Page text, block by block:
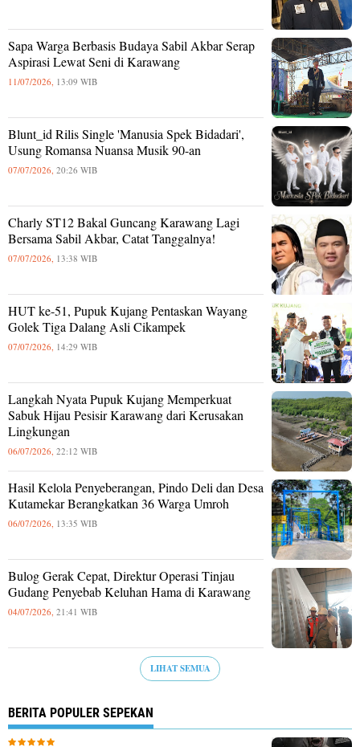
Sapa Warga Berbasis Budaya Sabil Akbar Serap
Aspirasi Lewat Seni di Karawang
11/07/2026, 13:09 WIB
Blunt_id Rilis Single 'Manusia Spek Bidadari',
Usung Romansa Nuansa Musik 90-an
07/07/2026, 20:26 WIB
Charly ST12 Bakal Guncang Karawang Lagi
Bersama Sabil Akbar, Catat Tanggalnya!
07/07/2026, 13:38 WIB
HUT ke-51, Pupuk Kujang Pentaskan Wayang
Golek Tiga Dalang Asli Cikampek
07/07/2026, 14:29 WIB
Langkah Nyata Pupuk Kujang Memperkuat
Sabuk Hijau Pesisir Karawang dari Kerusakan
Lingkungan
06/07/2026, 22:12 WIB
Hasil Kelola Penyeberangan, Pindo Deli dan Desa
Kutamekar Berangkatkan 36 Warga Umroh
06/07/2026, 13:35 WIB
Bulog Gerak Cepat, Direktur Operasi Tinjau
Gudang Penyebab Keluhan Hama di Karawang
04/07/2026, 21:41 WIB
LIHAT SEMUA
BERITA POPULER SEPEKAN